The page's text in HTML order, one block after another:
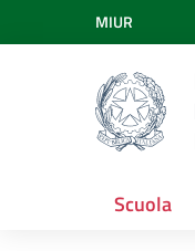
Vai ai contenuti
Vai al menu di
Vai al footer
MIUR
Scuola